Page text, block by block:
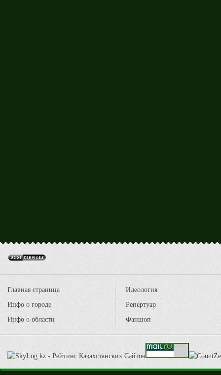
Главная страница
Инфо о городе
Инфо о области
Идеология
Репертуар
Фаншоп